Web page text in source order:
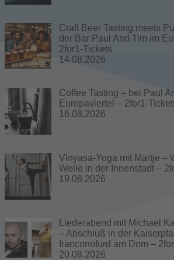
Craft Beer Tasting meets
der Bar Paul And Tim im
2for1-Tickets
14.08.2026
Coffee Tasting – bei Paul
Europaviertel – 2for1-
16.08.2026
Vinyasa-Yoga mit Martje –
Welle in der Innenstadt –
19.08.2026
Liederabend mit Michael
– Abschluß in der
franconofurd am Dom –
20.08.2026